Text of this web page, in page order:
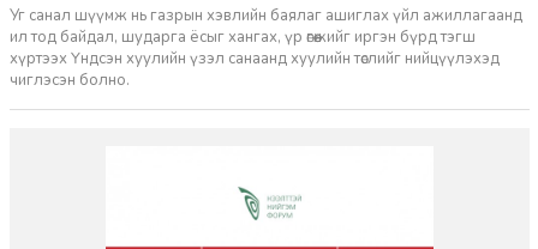
Уг санал шүүмж нь газрын хэвлийн баялаг ашиглах үйл ажиллагаанд
ил тод байдал, шударга ёсыг хангах, үр өгөөжийг иргэн бүрд тэгш
хүртээх Үндсэн хуулийн үзэл санаанд хуулийн төслийг нийцүүлэхэд
чиглэсэн болно.